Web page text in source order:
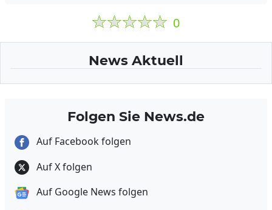
0
News Aktuell
Folgen Sie News.de
Auf Facebook folgen
Auf X folgen
Auf Google News folgen